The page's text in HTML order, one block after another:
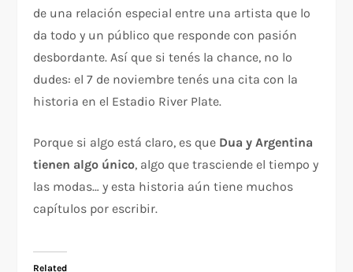
de una relación especial entre una artista que lo
da todo y un público que responde con pasión
desbordante. Así que si tenés la chance, no lo
dudes: el 7 de noviembre tenés una cita con la
historia en el Estadio River Plate.
Porque si algo está claro, es que Dua y Argentina
tienen algo único, algo que trasciende el tiempo y
las modas… y esta historia aún tiene muchos
capítulos por escribir.
Related